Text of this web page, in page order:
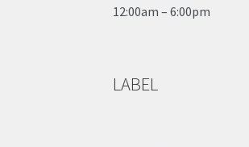
12:00am – 6:00pm
LABEL